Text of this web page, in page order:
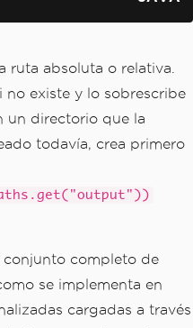
ruta absoluta o relativa.
no existe y lo sobrescribe
un directorio que la
todavía, crea primero
conjunto completo de
se implementa en
cargadas a través